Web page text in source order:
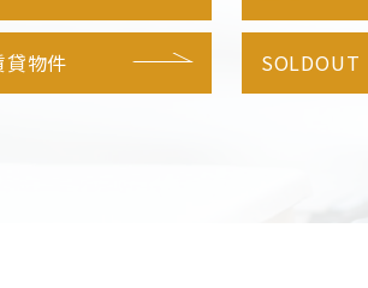
貸物件 SOLDOUT